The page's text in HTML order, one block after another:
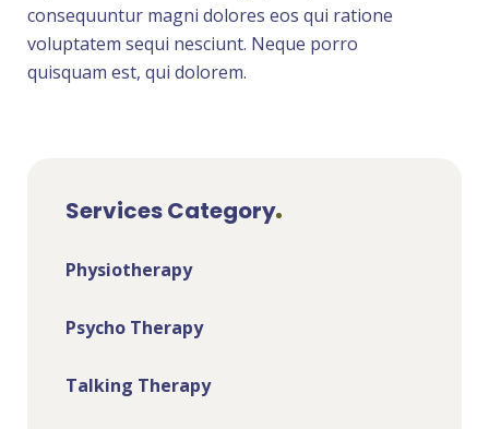
consequuntur magni dolores eos qui ratione
voluptatem sequi nesciunt. Neque porro
quisquam est, qui dolorem.
Services Category
Physiotherapy
Psycho Therapy
Talking Therapy